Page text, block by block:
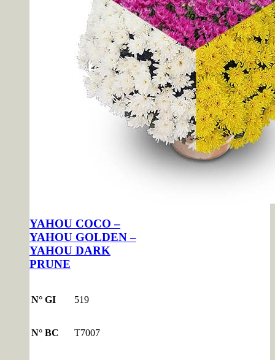
YAHOU COCO –
YAHOU GOLDEN –
YAHOU DARK
PRUNE
N° GI 519
N° BC T7007